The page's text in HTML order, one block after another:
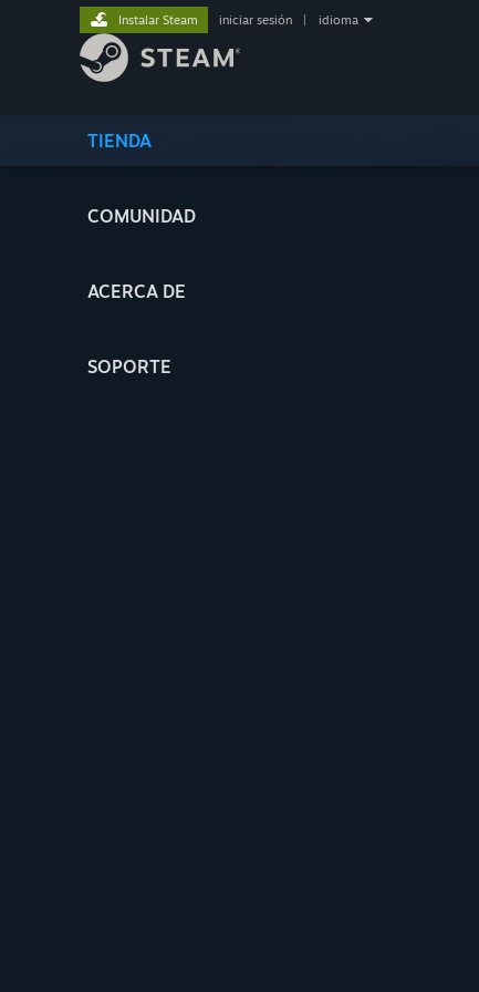
TIENDA
COMUNIDAD
ACERCA DE
SOPORTE
Instalar Steam iniciar sesión idioma